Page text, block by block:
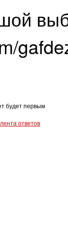
будет первым
ответов